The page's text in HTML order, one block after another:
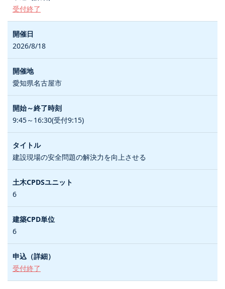
受付終了
2026/8/18
愛知県名古屋市
9:45～16:30(受付9:15)
建設現場の安全問題の解決力を向上させる
6
6
受付終了